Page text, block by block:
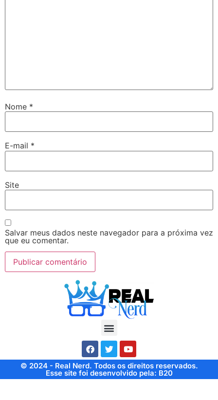
Nome *
E-mail *
Site
Salvar meus dados neste navegador para a próxima vez
que eu comentar.
© 2024 - Real Nerd. Todos os direitos reservados.
Esse site foi desenvolvido pela: B20